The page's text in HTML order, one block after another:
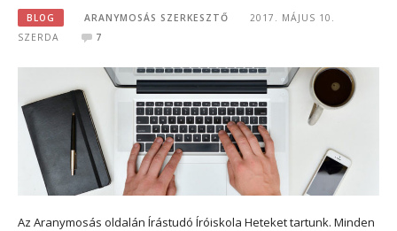
BLOG ARANYMOSÁS SZERKESZTŐ
2017. MÁJUS 10.
SZERDA
7
Az Aranymosás oldalán Írástudó Íróiskola Heteket tartunk. Minden